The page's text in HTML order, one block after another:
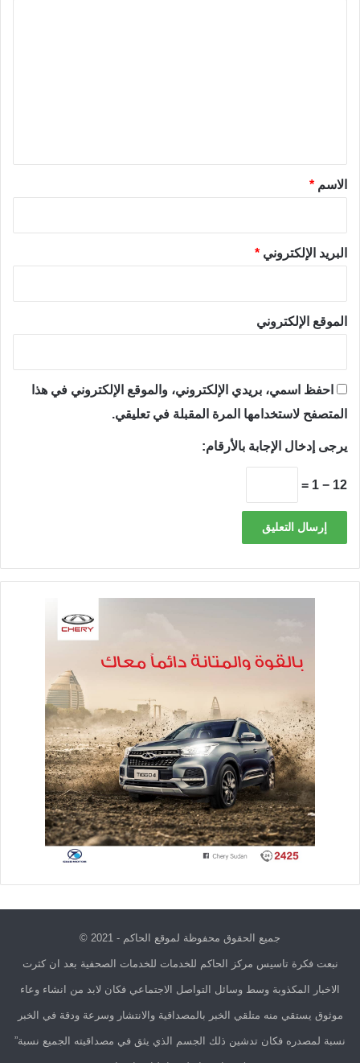
*الاسم *
البريد الإلكتروني *
الموقع الإلكتروني
احفظ اسمي، بريدي الإلكتروني، والموقع الإلكتروني في هذا
المتصفح لاستخدامها المرة المقبلة في تعليقي.
يرجى إدخال الإجابة بالأرقام:
12 − 1 =
جميع الحقوق محفوظة لموقع الحاكم - 2021 ©
نبعت فكرة تاسيس مركز الحاكم للخدمات للخدمات الصحفية بعد ان كثرت
الاخبار المكذوبة وسط وسائل التواصل الاجتماعي فكان لابد من انشاء وعاء
موثوق يستقي منه متلقي الخبر بالمصداقية والانتشار وسرعة ودقة في الخبر
نسبة لمصدره فكان تدشين ذلك الجسم الذي يثق في مصداقيته الجميع نسبة”